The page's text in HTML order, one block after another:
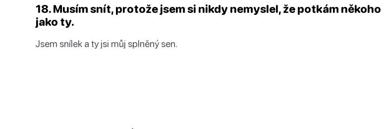
18. Musím snít, protože jsem si nikdy nemyslel, že potkám někoho
jako ty.
Jsem snílek a ty jsi můj splněný sen.